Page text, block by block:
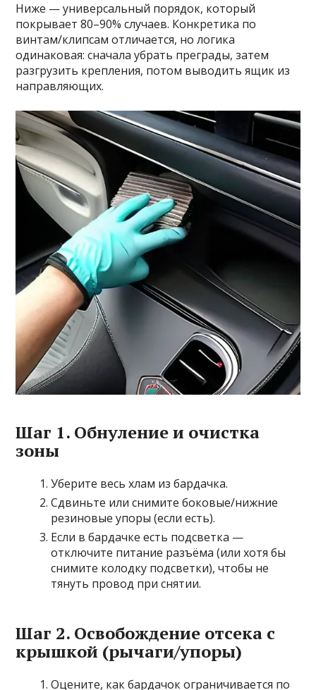
Ниже — универсальный порядок, который
покрывает 80–90% случаев. Конкретика по
винтам/клипсам отличается, но логика
одинаковая: сначала убрать преграды, затем
разгрузить крепления, потом выводить ящик из
направляющих.
Шаг 1. Обнуление и очистка
зоны
Уберите весь хлам из бардачка.
Сдвиньте или снимите боковые/нижние
резиновые упоры (если есть).
Если в бардачке есть подсветка —
отключите питание разъёма (или хотя бы
снимите колодку подсветки), чтобы не
тянуть провод при снятии.
Шаг 2. Освобождение отсека с
крышкой (рычаги/упоры)
Оцените, как бардачок ограничивается по